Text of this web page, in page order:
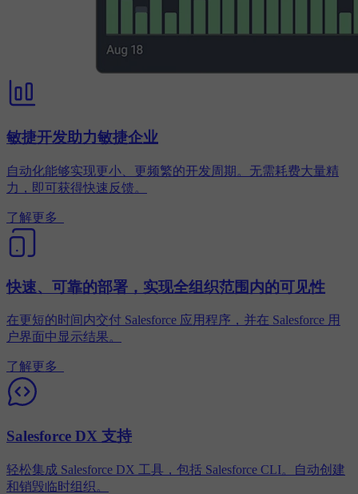
敏捷开发助力敏捷企业
自动化能够实现更小、更频繁的开发周期。无需耗费大量精
力，即可获得快速反馈。
了解更多
快速、可靠的部署，实现全组织范围内的可见性
在更短的时间内交付 Salesforce 应用程序，并在 Salesforce 用
户界面中显示结果。
了解更多
Salesforce DX 支持
轻松集成 Salesforce DX 工具，包括 Salesforce CLI。自动创建
和销毁临时组织。